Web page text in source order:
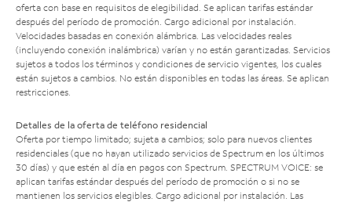
oferta con base en requisitos de elegibilidad. Se aplican tarifas estándar
después del período de promoción. Cargo adicional por instalación.
Velocidades basadas en conexión alámbrica. Las velocidades reales
(incluyendo conexión inalámbrica) varían y no están garantizadas. Servicios
sujetos a todos los términos y condiciones de servicio vigentes, los cuales
están sujetos a cambios. No están disponibles en todas las áreas. Se aplican
restricciones.
Detalles de la oferta de teléfono residencial
Oferta por tiempo limitado; sujeta a cambios; solo para nuevos clientes
residenciales (que no hayan utilizado servicios de Spectrum en los últimos
30 días) y que estén al día en pagos con Spectrum. SPECTRUM VOICE: se
aplican tarifas estándar después del período de promoción o si no se
mantienen los servicios elegibles. Cargo adicional por instalación. Las